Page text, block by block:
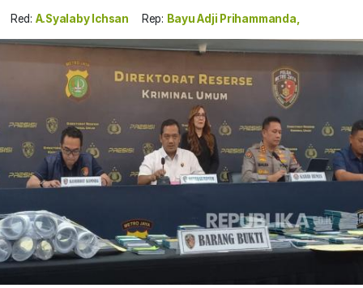
Red: A.Syalaby Ichsan Rep: Bayu Adji Prihammanda,